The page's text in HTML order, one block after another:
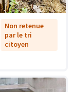
Non retenue
par le tri
citoyen